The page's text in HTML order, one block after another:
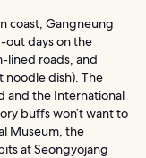
coast, Gangneung
out days on the
lined roads, and
noodle dish). The
and the International
buffs won’t want to
Museum, the
at Seongyojang